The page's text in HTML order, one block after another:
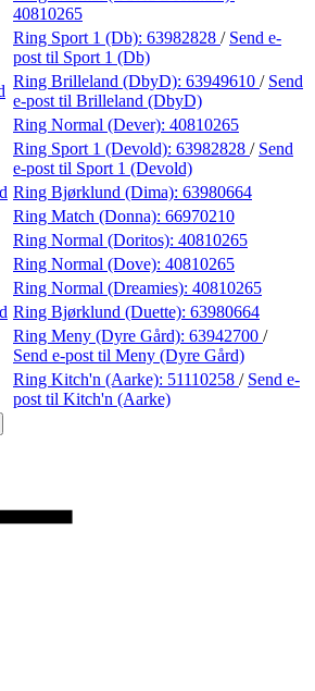
40810265
Ring Sport 1 (Db): 63982828 / Send e-
post til Sport 1 (Db)
Ring Brilleland (DbyD): 63949610 / Send
e-post til Brilleland (DbyD)
Ring Normal (Dever): 40810265
Ring Sport 1 (Devold): 63982828 / Send
e-post til Sport 1 (Devold)
Ring Bjørklund (Dima): 63980664
Ring Match (Donna): 66970210
Ring Normal (Doritos): 40810265
Ring Normal (Dove): 40810265
Ring Normal (Dreamies): 40810265
Ring Bjørklund (Duette): 63980664
Ring Meny (Dyre Gård): 63942700 /
Send e-post til Meny (Dyre Gård)
Ring Kitch'n (Aarke): 51110258 / Send e-
post til Kitch'n (Aarke)